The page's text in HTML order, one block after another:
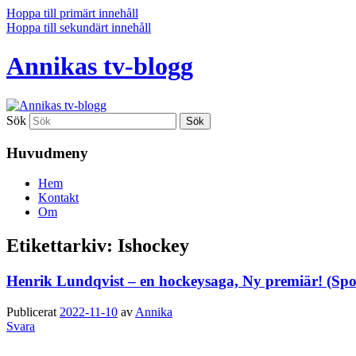
Hoppa till primärt innehåll
Hoppa till sekundärt innehåll
Annikas tv-blogg
Sök
Huvudmeny
Hem
Kontakt
Om
Etikettarkiv: Ishockey
Henrik Lundqvist – en hockeysaga, Ny premiär!
Publicerat 2022-11-10 av Annika
Svara